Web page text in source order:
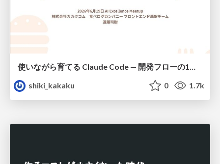
使いながら育てる Claude Code — 開発フローの1コマンド化 × 繰り返し指摘の自動仕組み化
shiki_kakaku
0 1.7k